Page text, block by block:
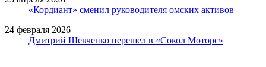
«Кордиант» сменил руководителя омских активов
24 февраля 2026
Дмитрий Шевченко перешел в «Сокол Моторс»